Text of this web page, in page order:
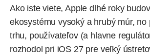
Ako iste viete, Apple dlhé roky
ekosystému vysoký a hrubý múr, no
trhu, používateľov (a hlavne
rozhodol pri iOS 27 pre veľký